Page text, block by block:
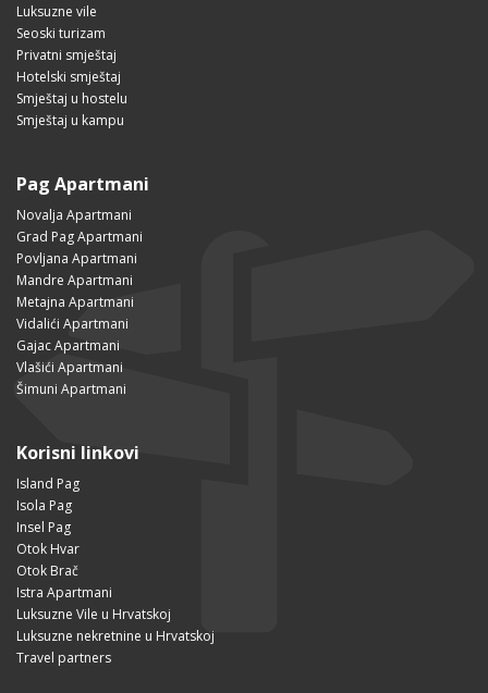
Luksuzne vile
Seoski turizam
Privatni smještaj
Hotelski smještaj
Smještaj u hostelu
Smještaj u kampu
Pag Apartmani
Novalja Apartmani
Grad Pag Apartmani
Povljana Apartmani
Mandre Apartmani
Metajna Apartmani
Vidalići Apartmani
Gajac Apartmani
Vlašići Apartmani
Šimuni Apartmani
Korisni linkovi
Island Pag
Isola Pag
Insel Pag
Otok Hvar
Otok Brač
Istra Apartmani
Luksuzne Vile u Hrvatskoj
Luksuzne nekretnine u Hrvatskoj
Travel partners